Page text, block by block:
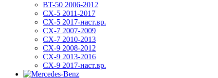
BT-50 2006-2012
CX-5 2011-2017
CX-5 2017-наст.вр.
CX-7 2007-2009
CX-7 2010-2013
CX-9 2008-2012
CX-9 2013-2016
CX-9 2017-наст.вр.